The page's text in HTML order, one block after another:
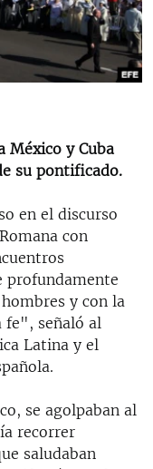
LATINA
México y Cuba
su pontificado.
en el discurso
con
profundamente
y con la
fe", señaló al
Latina y el
se agolpaban al
recorrer
saludaban